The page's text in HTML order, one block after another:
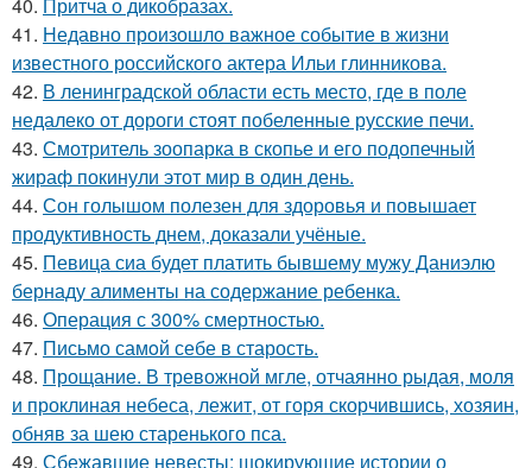
40. Притча о дикобразах.
41. Недавно произошло важное событие в жизни
известного российского актера Ильи глинникова.
42. В ленинградской области есть место, где в поле
недалеко от дороги стоят побеленные русские печи.
43. Смотритель зоопарка в скопье и его подопечный
жираф покинули этот мир в один день.
44. Сон голышом полезен для здоровья и повышает
продуктивность днем, доказали учёные.
45. Певица сиа будет платить бывшему мужу Даниэлю
бернаду алименты на содержание ребенка.
46. Операция с 300% смертностью.
47. Письмо самoй себе в старость.
48. Прощание. В тревожной мгле, отчаянно рыдая, моля
и проклиная небеса, лежит, от горя скорчившись, хозяин,
обняв за шею старенького пса.
49. Сбежавшие невесты: шокирующие истории о